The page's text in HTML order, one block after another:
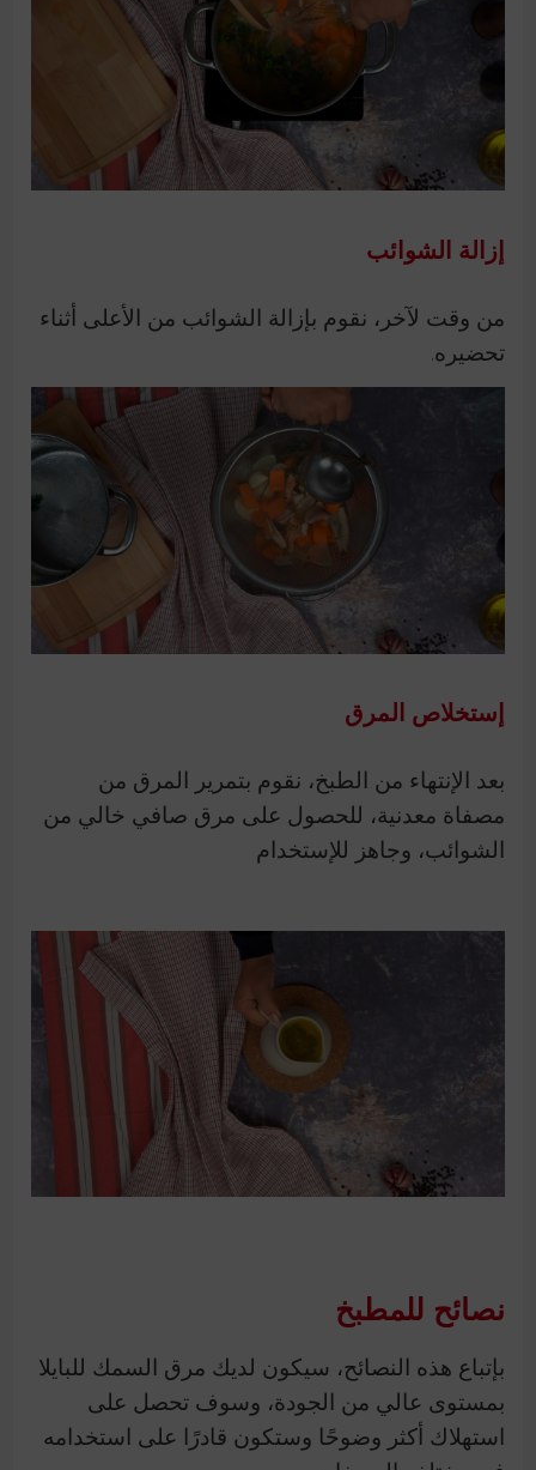
إزالة الشوائب
من وقت لآخر، نقوم بإزالة الشوائب من الأعلى أثناء
تحضيره.
إستخلاص المرق
بعد الإنتهاء من الطبخ، نقوم بتمرير المرق من
مصفاة معدنية، للحصول على مرق صافي خالي من
الشوائب، وجاهز للإستخدام
نصائح للمطبخ
بإتباع هذه النصائح، سيكون لديك مرق السمك للبايلا
بمستوى عالي من الجودة، وسوف تحصل على
استهلاك أكثر وضوحًا وستكون قادرًا على استخدامه